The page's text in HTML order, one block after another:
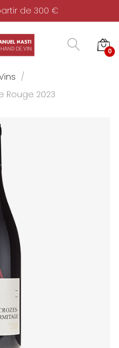
de 300 €
0
Rouge 2023